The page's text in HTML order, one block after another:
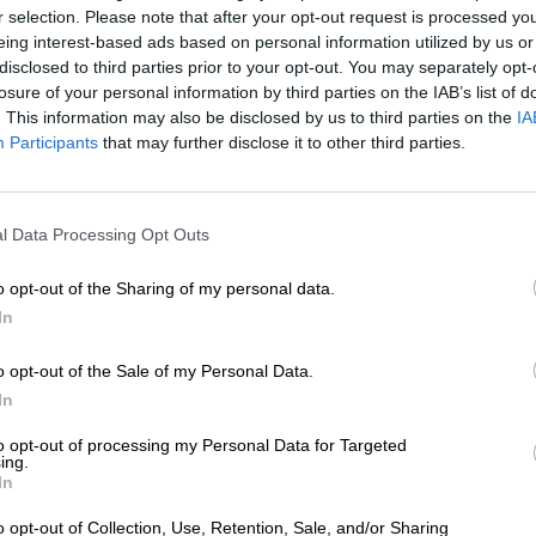
selection. Please note that after your opt-out request is processed
interest-based ads based on personal information utilized by us
to third parties prior to your opt-out. You may separately
of your personal information by third parties on the IAB’s list of
This information may also be disclosed by us to third parties on the
Participants that may further disclose it to other third parties.
Data Processing Opt Outs
opt-out of the Sharing of my personal data.
opt-out of the Sale of my Personal Data.
opt-out of processing my Personal Data for Targeted
opt-out of Collection, Use, Retention, Sale, and/or Sharing
* Hinnat sisältävät lakisääteisen arvonlisäveron. Plus Laivaus
* Hinnat sisältävät valmisteveron
* Hinnat sisältävät pakkausmaksun
Kuvaus Info Arvion perusteella(2)
Yuzu on hedelmä, joka on löytänyt tiensä
Sitrushedelmiä on käytetty aasialaisessa keittiössä
monimutkaisen, monikerroksisen aromin vuoksi.
kirkkaan keltaista kuorta käytetään pääasiassa,
katkeraa ja siksi käyttökelvoton.
Käsityöpanimot ovat tunnettuja halukkuudestaan
että yuzuon jo löytänyt tiensä käsityöolutteollisuuteen
harmonisoituu ihanasti monentyyppisten humalan
Kanadalainen panimo Steamworks hyödyntää yuzun
täydentävät goen klassista aromia yuzun happamalla
oluterikoisuuteen, jolla on suuri virkistyspotentiaali.
kristallinkirkkaalla, kiiltävällä kullan sävyllä ja on